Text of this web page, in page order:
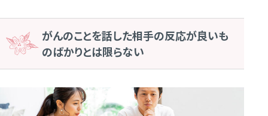
がんのことを話した相手の反応が良いも
のばかりとは限らない